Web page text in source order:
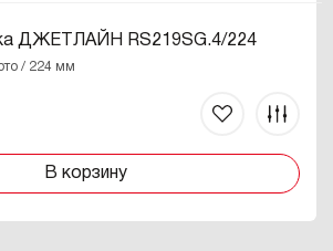
ДЖЕТЛАЙН RS219SG.4/224
/ 224 мм
В корзину